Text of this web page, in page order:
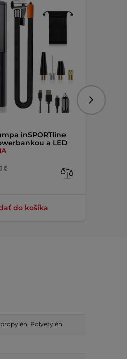
inSPORTline
a LED
€
do košíka
Polyetylén